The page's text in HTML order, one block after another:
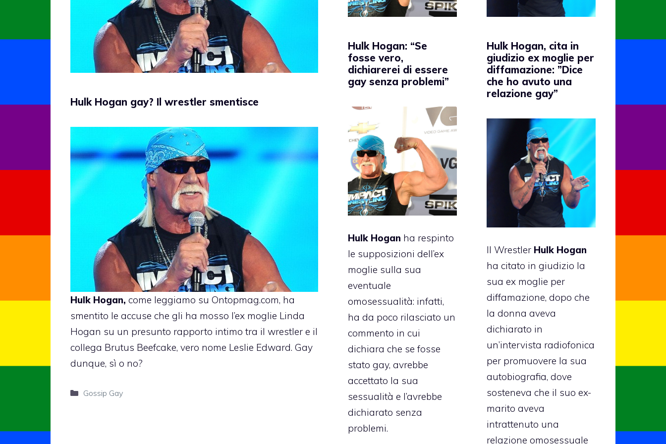
Hulk Hogan gay? Il wrestler smentisce
Hulk Hogan, come leggiamo su Ontopmag.com, ha
smentito le accuse che gli ha mosso l’ex moglie Linda
Hogan su un presunto rapporto intimo tra il wrestler e il
collega Brutus Beefcake, vero nome Leslie Edward. Gay
dunque, sì o no?
Categorie
Gossip Gay
Hulk Hogan: “Se
fosse vero,
dichiarerei di essere
gay senza problemi”
Hulk Hogan ha respinto
le supposizioni dell’ex
moglie sulla sua
eventuale
omosessualità: infatti,
ha da poco rilasciato un
commento in cui
dichiara che se fosse
stato gay, avrebbe
accettato la sua
sessualità e l’avrebbe
dichiarato senza
problemi.
Hulk Hogan, cita in
giudizio ex moglie per
diffamazione: ”Dice
che ho avuto una
relazione gay”
Il Wrestler Hulk Hogan
ha citato in giudizio la
sua ex moglie per
diffamazione, dopo che
la donna aveva
dichiarato in
un’intervista radiofonica
per promuovere la sua
autobiografia, dove
sosteneva che il suo ex-
marito aveva
intrattenuto una
relazione omosessuale